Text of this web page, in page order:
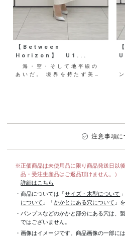
【Between
Horizon】 U1...
海・空・そして地平線の
あいだ。 境界を持たず美し
注意事項に
※正価商品は未使用品に限り商品発送日以
品・受注生産品はご返品頂けません。）
詳細はこちら
・商品については「サイズ・木型について
について 」「かかとにある穴について 」
・パンプスなどのかかと部分にある穴は、
ではございません。
・画像はイメージです。商品画像の一部に